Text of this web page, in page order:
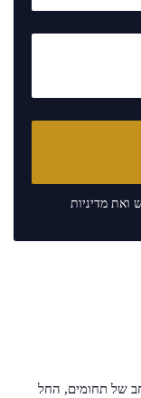
ואת מדיניות
של תחומים, החל